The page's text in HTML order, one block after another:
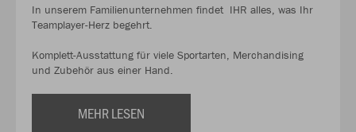
In unserem Familienunternehmen findet IHR alles, was Ihr
Teamplayer-Herz begehrt.
Komplett-Ausstattung für viele Sportarten, Merchandising
und Zubehör aus einer Hand.
MEHR LESEN